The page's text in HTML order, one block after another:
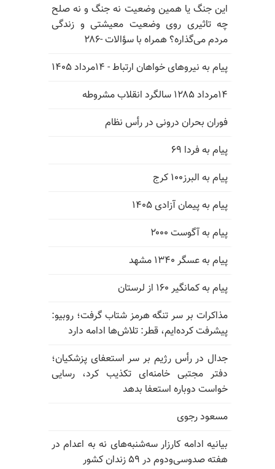
این جنگ یا همین وضعیت نه جنگ و نه صلح
چه تاثیری روی وضعیت معیشتی و زندگی
مردم می‌گذاره؟ همراه با سؤالات -۲۸۶
پیام به نیروهای خواهان ارتباط - ۱۴مرداد ۱۴۰۵
۱۴مرداد ۱۲۸۵ سالگرد انقلاب مشروطه
فوران بحران درونی در رأس نظام
پیام به فردا ۶۹
پیام به البرز۱۰۰ کرج
پیام به پیمان آزادی ۱۴۰۵
پیام به آگوست ۲۰۰۰
پیام به عسگر ۱۳۴۰ مشهد
پیام به کمانگیر ۱۶۰ از لرستان
مذاکرات بر سر تنگه هرمز شتاب گرفت؛ روبیو:
پیشرفت کرده‌ایم، قطر: تلاش‌ها ادامه دارد
جدال در رأس رژیم بر سر استعفای پزشکیان؛
دفتر مجتبی خامنه‌ای تکذیب کرد، رسایی
خواست دوباره استعفا بدهد
مسعود رجوی
بیانیه ادامه کارزار سه‌شنبه‌های نه به اعدام در
هفته صدوسی‌و‌دوم در ۵۹ زندان کشور